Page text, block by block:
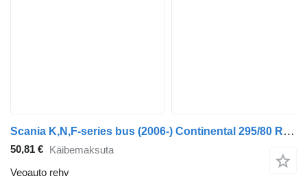
Scania K,N,F-series bus (2006-) Continental 295/80 R22.5
50,81 € Käibemaksuta
Veoauto rehv